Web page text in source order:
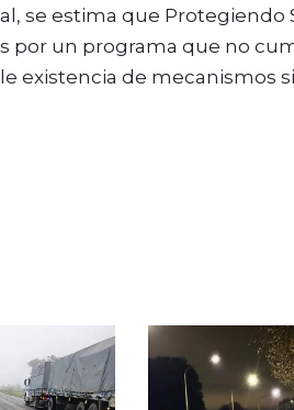
se estima que Protegiendo
por un programa que no
existencia de mecanismos